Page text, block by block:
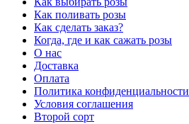
Как поливать розы
Как сделать заказ?
Когда, где и как сажать розы
О нас
Доставка
Оплата
Политика конфиденциальности
Условия соглашения
Второй сорт